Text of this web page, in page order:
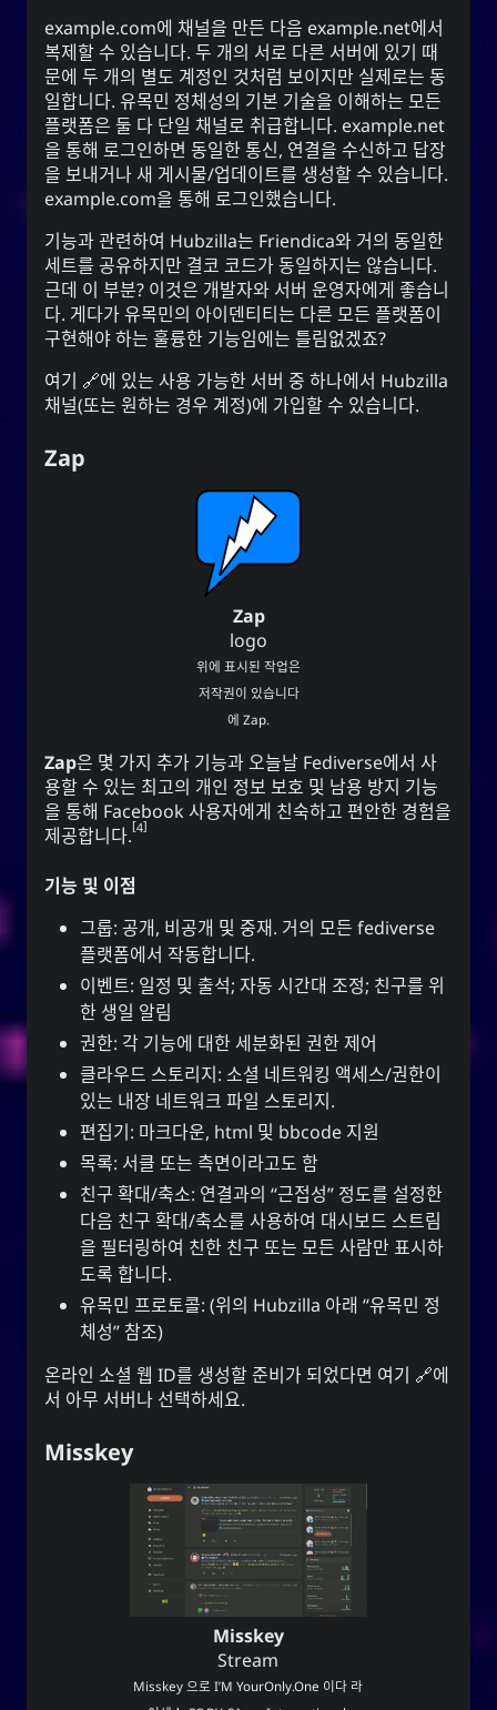
example.com에 채널을 만든 다음 example.net에서
복제할 수 있습니다. 두 개의 서로 다른 서버에 있기 때
문에 두 개의 별도 계정인 것처럼 보이지만 실제로는 동
일합니다. 유목민 정체성의 기본 기술을 이해하는 모든
플랫폼은 둘 다 단일 채널로 취급합니다. example.net
을 통해 로그인하면 동일한 통신, 연결을 수신하고 답장
을 보내거나 새 게시물/업데이트를 생성할 수 있습니다.
example.com을 통해 로그인했습니다.
기능과 관련하여 Hubzilla는 Friendica와 거의 동일한
세트를 공유하지만 결코 코드가 동일하지는 않습니다.
근데 이 부분? 이것은 개발자와 서버 운영자에게 좋습니
다. 게다가 유목민의 아이덴티티는 다른 모든 플랫폼이
구현해야 하는 훌륭한 기능임에는 틀림없겠죠?
여기
에 있는 사용 가능한 서버 중 하나에서 Hubzilla
채널(또는 원하는 경우 계정)에 가입할 수 있습니다.
Zap
Zap
logo
위에 표시된 작업은
저작권이 있습니다
에 Zap.
Zap은 몇 가지 추가 기능과 오늘날 Fediverse에서 사
용할 수 있는 최고의 개인 정보 보호 및 남용 방지 기능
을 통해 Facebook 사용자에게 친숙하고 편안한 경험을
제공합니다. 4
기능 및 이점
그룹: 공개, 비공개 및 중재. 거의 모든 fediverse
플랫폼에서 작동합니다.
이벤트: 일정 및 출석; 자동 시간대 조정; 친구를 위
한 생일 알림
권한: 각 기능에 대한 세분화된 권한 제어
클라우드 스토리지: 소셜 네트워킹 액세스/권한이
있는 내장 네트워크 파일 스토리지.
편집기: 마크다운, html 및 bbcode 지원
목록: 서클 또는 측면이라고도 함
친구 확대/축소: 연결과의 “근접성” 정도를 설정한
다음 친구 확대/축소를 사용하여 대시보드 스트림
을 필터링하여 친한 친구 또는 모든 사람만 표시하
도록 합니다.
유목민 프로토콜: (위의 Hubzilla 아래 “유목민 정
체성” 참조)
온라인 소셜 웹 ID를 생성할 준비가 되었다면 여기
에
서 아무 서버나 선택하세요.
Misskey
Misskey
Stream
Misskey 으로I’M YourOnly.One 이다 라